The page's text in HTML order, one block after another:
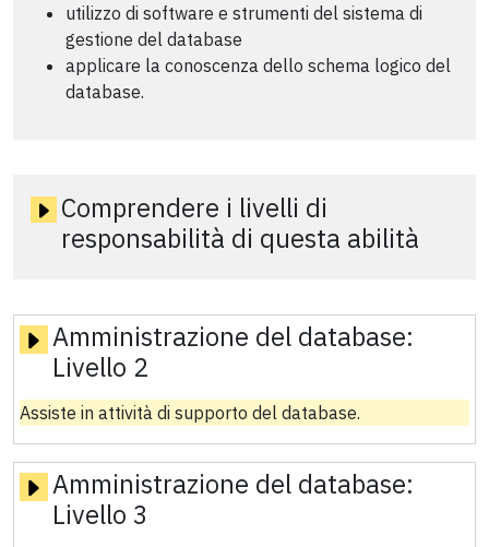
utilizzo di software e strumenti del sistema di
gestione del database
applicare la conoscenza dello schema logico del
database.
Comprendere i livelli di
responsabilità di questa abilità
Amministrazione del database:
Livello 2
Assiste in attività di supporto del database.
Amministrazione del database:
Livello 3